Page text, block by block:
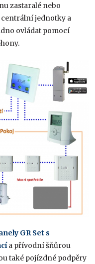
zastaralé nebo
centrální jednotky a
ovládat pomocí
GR Set s
a přívodní šňůrou
také pojízdné podpěry